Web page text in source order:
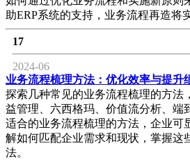
助ERP系统的支持，业务流程再造将
17
2024-06
业务流程梳理方法：优化效率与提升
探索几种常见的业务流程梳理的方法
益管理、六西格玛、价值流分析、端
适合的业务流程梳理的方法，企业可
解如何匹配企业需求和现状，掌握这
法。